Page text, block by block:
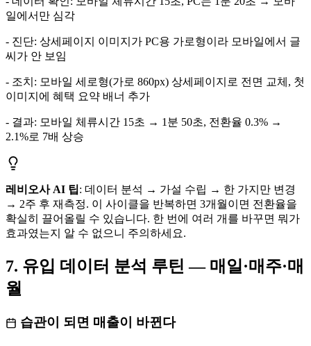
일에서만 심각
- 진단: 상세페이지 이미지가 PC용 가로형이라 모바일에서 글
씨가 안 보임
- 조치: 모바일 세로형(가로 860px) 상세페이지로 전면 교체, 첫
이미지에 혜택 요약 배너 추가
- 결과: 모바일 체류시간 15초 → 1분 50초, 전환율 0.3% →
2.1%로 7배 상승
레비오사 AI 팁: 데이터 분석 → 가설 수립 → 한 가지만 변경
→ 2주 후 재측정. 이 사이클을 반복하면 3개월이면 전환율을
확실히 끌어올릴 수 있습니다. 한 번에 여러 개를 바꾸면 뭐가
효과였는지 알 수 없으니 주의하세요.
7. 유입 데이터 분석 루틴 — 매일·매주·매
월
습관이 되면 매출이 바뀐다